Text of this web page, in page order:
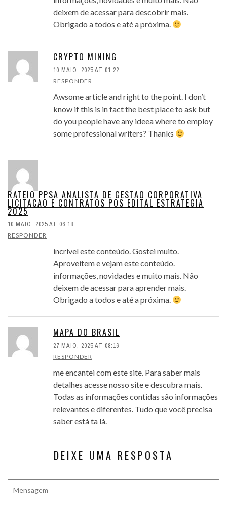
deixem de acessar para descobrir mais.
Obrigado a todos e até a próxima.
CRYPTO MINING
10 MAIO, 2025 AT 01:22
RESPONDER
Awsome article and right to the point. I don’t
know if this is in fact the best place to ask but
do you people have any ideea where to employ
some professional writers? Thanks
RATEIO PPSA ANALISTA DE GESTAO CORPORATIVA
LICITACAO E CONTRATOS POS EDITAL ESTRATEGIA
2025
10 MAIO, 2025 AT 06:18
RESPONDER
incrível este conteúdo. Gostei muito.
Aproveitem e vejam este conteúdo.
informações, novidades e muito mais. Não
deixem de acessar para aprender mais.
Obrigado a todos e até a próxima.
MAPA DO BRASIL
27 MAIO, 2025 AT 08:16
RESPONDER
me encantei com este site. Para saber mais
detalhes acesse nosso site e descubra mais.
Todas as informações contidas são informações
relevantes e diferentes. Tudo que você precisa
saber está ta lá.
DEIXE UMA RESPOSTA